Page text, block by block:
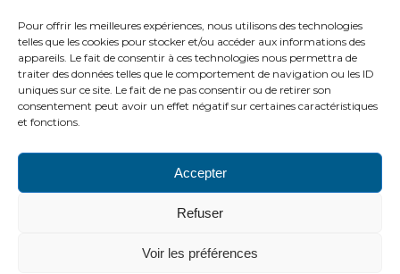
Pour offrir les meilleures expériences, nous utilisons des technologies
telles que les cookies pour stocker et/ou accéder aux informations des
appareils. Le fait de consentir à ces technologies nous permettra de
traiter des données telles que le comportement de navigation ou les ID
uniques sur ce site. Le fait de ne pas consentir ou de retirer son
consentement peut avoir un effet négatif sur certaines caractéristiques
et fonctions.
Accepter
Refuser
Voir les préférences
financière qui pèse sur les hôpitaux publics, en vue
d’apporter des propositions concrètes de correctifs au
système actuel. La mission a interrogé les
représentants...
26 Mai, 2012 Actions,Modèle économique